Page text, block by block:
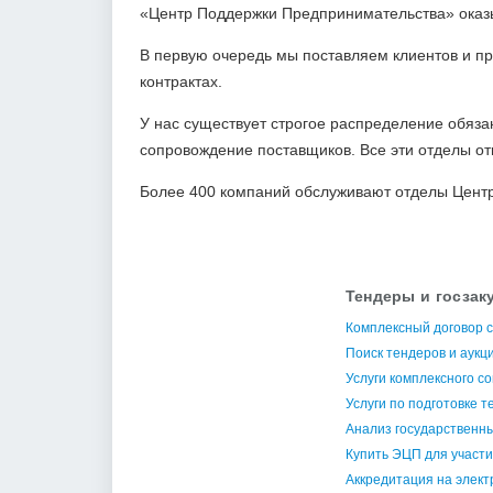
«Центр Поддержки Предпринимательства»
В первую очередь мы поставляем клиентов и
контрактах.
У нас существует строгое распределение
сопровождение поставщиков. Все эти отделы
Более 400 компаний обслуживают отделы
Тендеры и
Комплексный договор
Поиск тендеров и
Услуги комплексного
Услуги по подготовке
Анализ
Купить ЭЦП для
Аккредитация на